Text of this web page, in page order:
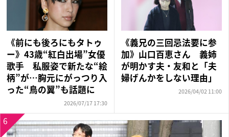
《前にも後ろにもタトゥ
ー》43歳“紅白出場”女優
歌手 私服姿で新たな“絵
柄”が…胸元にがっつり入
った“鳥の翼”も話題に
2026/07/17 17:30
《義兄の三回忌法要に参
加》山口百恵さん 義姉
が明かす夫・友和と「夫
婦げんかをしない理由」
2026/04/02 11:00
6